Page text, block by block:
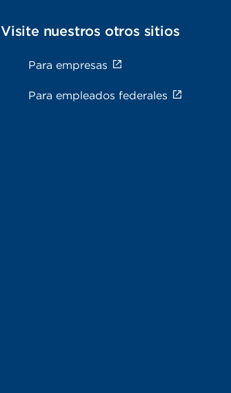
Visite nuestros otros sitios
Para empresas
Para empleados federales